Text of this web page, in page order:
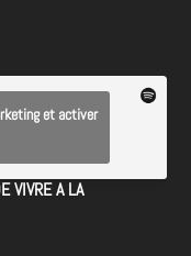
et activer
VIVRE A LA